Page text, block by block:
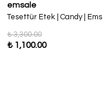
emsale
Tesettür Etek | Candy | Ems
₺ 3,300.00
₺ 1,100.00